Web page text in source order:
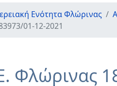
Ενότητα Φλώρινας
01-12-2021
Φλώρινας